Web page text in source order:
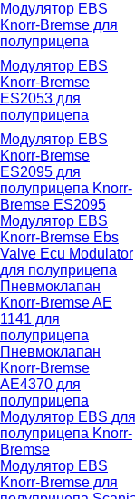
Модулятор EBS
Knorr-Bremse для
полуприцепа
Модулятор EBS
Knorr-Bremse
ES2053 для
полуприцепа
Модулятор EBS
Knorr-Bremse
ES2095 для
полуприцепа Knorr-
Bremse ES2095
Модулятор EBS
Knorr-Bremse Ebs
Valve Ecu Modulator
для полуприцепа
Пневмоклапан
Knorr-Bremse AE
1141 для
полуприцепа
Пневмоклапан
Knorr-Bremse
AE4370 для
полуприцепа
Модулятор EBS для
полуприцепа Knorr-
Bremse
Модулятор EBS
Knorr-Bremse для